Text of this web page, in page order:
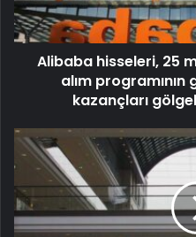
Alibaba hisseleri, 25
alım programının
kazançları